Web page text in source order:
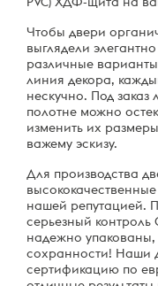
Чтобы двери
выглядели
различные
линия декора,
нескучно. Под
полотне можно
изменить их
важему эскизу.
Для производства
нашей репутацией.
серьезный контроль
надежно упакованы,
сохранности! Наши
сертификацию по